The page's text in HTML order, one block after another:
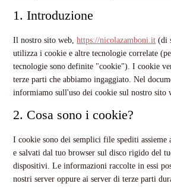
1. Introduzione
Il nostro sito web,https://nicolazamboni.it (di
utilizza i cookie e altre tecnologie correlate
tecnologie sono definite "cookie"). I cookie
terze parti che abbiamo ingaggiato. Nel
informiamo sull'uso dei cookie sul nostro sito
2. Cosa sono i cookie?
I cookie sono dei semplici file spediti assieme
e salvati dal tuo browser sul disco rigido del
dispositivi. Le informazioni raccolte in essi
nostri server oppure ai server di terze parti